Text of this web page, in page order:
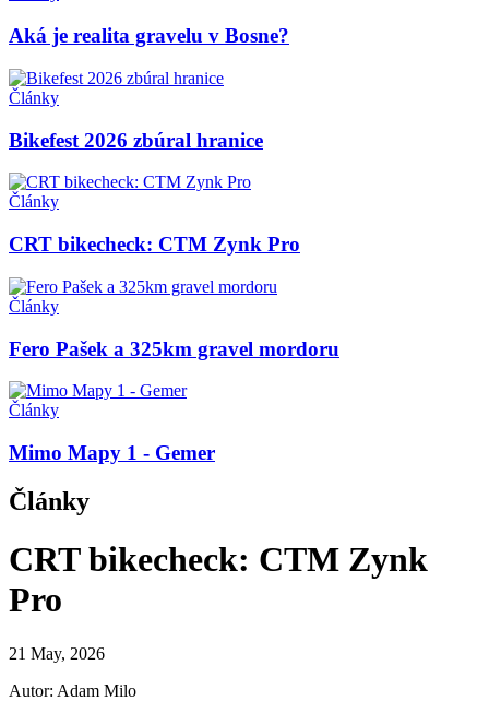
Aká je realita gravelu v Bosne?
Články
Bikefest 2026 zbúral hranice
Články
CRT bikecheck: CTM Zynk Pro
Články
Fero Pašek a 325km gravel mordoru
Články
Mimo Mapy 1 - Gemer
Články
CRT bikecheck: CTM Zynk
Pro
21 May, 2026
Autor: Adam Milo